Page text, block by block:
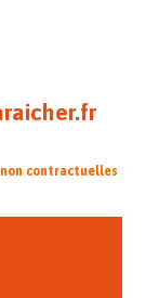
contractuelles